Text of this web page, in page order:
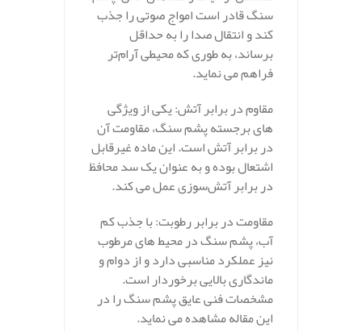
سنگ قادر است امواج صوتی را جذب
کند و انتقال صدا را به حداقل
برساند، به طوری که محیطی آرام‌تر
فراهم می‌ نماید.
مقاوم در برابر آتش: یکی از ویژگی‌
های برجسته پشم سنگ، مقاومت آن
در برابر آتش است. این ماده غیرقابل
اشتعال بوده و به عنوان یک سد محافظ
در برابر آتش‌سوزی عمل می‌ کند.
مقاومت در برابر رطوبت: با جذب کم
آب، پشم سنگ در محیط‌ های مرطوب
نیز عملکرد مناسبی دارد و از دوام و
ماندگاری بالایی برخوردار است.
مشخصات فنی عایق پشم سنگ را در
این مقاله مشاهده می نماید.